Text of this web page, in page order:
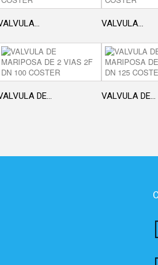
VALVULA...
DE... VALVULA DE...